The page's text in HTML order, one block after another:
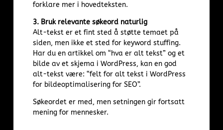
forklare mer i hovedteksten.
3. Bruk relevante søkeord naturlig
Alt-tekst er et fint sted å støtte temaet på
siden, men ikke et sted for keyword stuffing.
Har du en artikkel om “hva er alt tekst” og et
bilde av et skjema i WordPress, kan en god
alt-tekst være: “felt for alt tekst i WordPress
for bildeoptimalisering for SEO”.
Søkeordet er med, men setningen gir fortsatt
mening for mennesker.